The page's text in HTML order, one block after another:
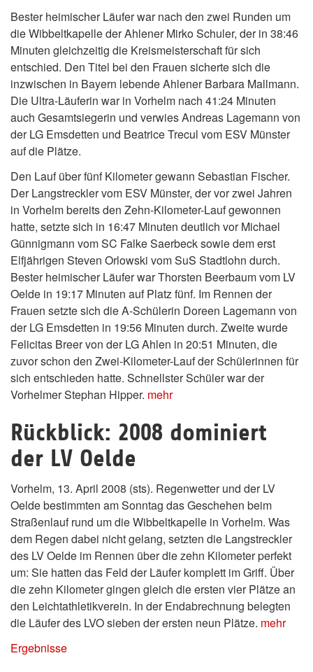
Bester heimischer Läufer war nach den zwei Runden um
die Wibbeltkapelle der Ahlener Mirko Schuler, der in 38:46
Minuten gleichzeitig die Kreismeisterschaft für sich
entschied. Den Titel bei den Frauen sicherte sich die
inzwischen in Bayern lebende Ahlener Barbara Mallmann.
Die Ultra-Läuferin war in Vorhelm nach 41:24 Minuten
auch Gesamtsiegerin und verwies Andreas Lagemann von
der LG Emsdetten und Beatrice Trecul vom ESV Münster
auf die Plätze.
Den Lauf über fünf Kilometer gewann Sebastian Fischer.
Der Langstreckler vom ESV Münster, der vor zwei Jahren
in Vorhelm bereits den Zehn-Kilometer-Lauf gewonnen
hatte, setzte sich in 16:47 Minuten deutlich vor Michael
Günnigmann vom SC Falke Saerbeck sowie dem erst
Elfjährigen Steven Orlowski vom SuS Stadtlohn durch.
Bester heimischer Läufer war Thorsten Beerbaum vom LV
Oelde in 19:17 Minuten auf Platz fünf. Im Rennen der
Frauen setzte sich die A-Schülerin Doreen Lagemann von
der LG Emsdetten in 19:56 Minuten durch. Zweite wurde
Felicitas Breer von der LG Ahlen in 20:51 Minuten, die
zuvor schon den Zwei-Kilometer-Lauf der Schülerinnen für
sich entschieden hatte. Schnellster Schüler war der
Vorhelmer Stephan Hipper. mehr
Rückblick: 2008 dominiert
der LV Oelde
Vorhelm, 13. April 2008 (sts). Regenwetter und der LV
Oelde bestimmten am Sonntag das Geschehen beim
Straßenlauf rund um die Wibbeltkapelle in Vorhelm. Was
dem Regen dabei nicht gelang, setzten die Langstreckler
des LV Oelde im Rennen über die zehn Kilometer perfekt
um: Sie hatten das Feld der Läufer komplett im Griff. Über
die zehn Kilometer gingen gleich die ersten vier Plätze an
den Leichtathletikverein. In der Endabrechnung belegten
die Läufer des LVO sieben der ersten neun Plätze. mehr
Ergebnisse